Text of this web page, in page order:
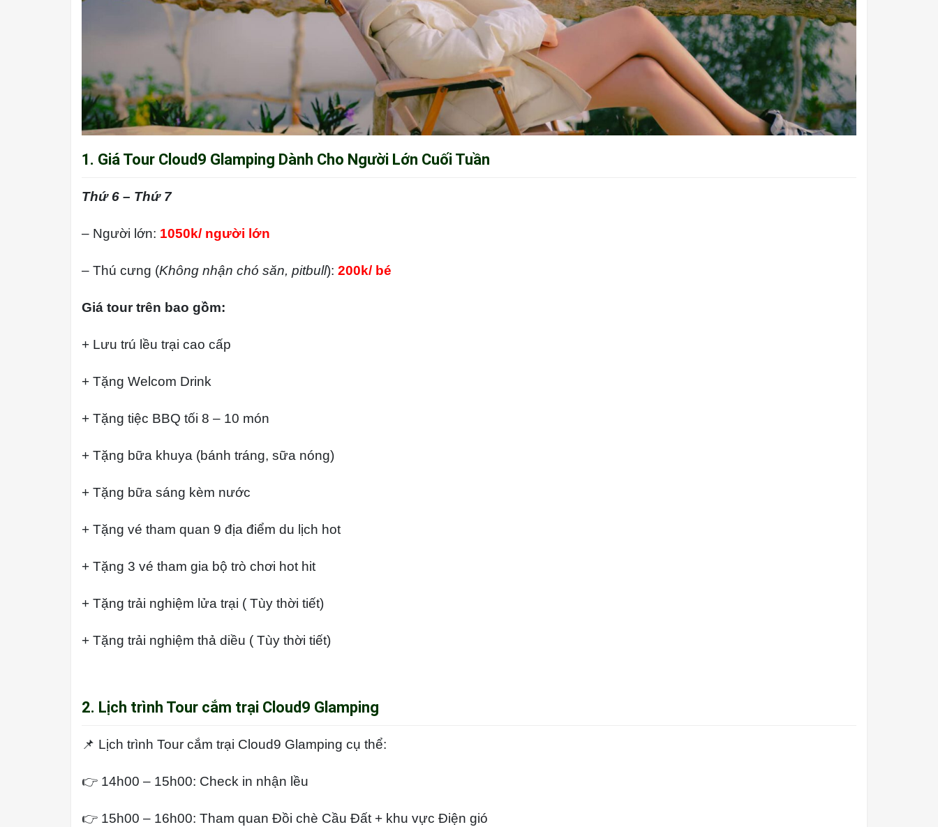
1. Giá Tour Cloud9 Glamping Dành Cho Người Lớn Cuối Tuần
Thứ 6 – Thứ 7
– Người lớn: 1050k/ người lớn
– Thú cưng (Không nhận chó săn, pitbull): 200k/ bé
Giá tour trên bao gồm:
+ Lưu trú lều trại cao cấp
+ Tặng Welcom Drink
+ Tặng tiệc BBQ tối 8 – 10 món
+ Tặng bữa khuya (bánh tráng, sữa nóng)
+ Tặng bữa sáng kèm nước
+ Tặng vé tham quan 9 địa điểm du lịch hot
+ Tặng 3 vé tham gia bộ trò chơi hot hit
+ Tặng trải nghiệm lửa trại ( Tùy thời tiết)
+ Tặng trải nghiệm thả diều ( Tùy thời tiết)
2. Lịch trình Tour cắm trại Cloud9 Glamping
📌 Lịch trình Tour cắm trại Cloud9 Glamping cụ thể:
👉 14h00 – 15h00: Check in nhận lều
👉 15h00 – 16h00: Tham quan Đồi chè Cầu Đất + khu vực Điện gió